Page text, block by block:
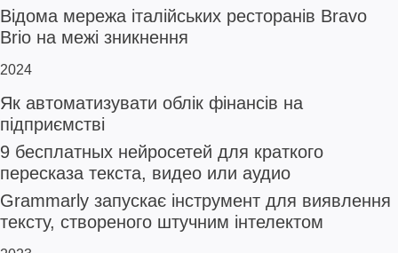
Відома мережа італійських ресторанів Bravo
Brio на межі зникнення
2024
Як автоматизувати облік фінансів на
підприємстві
9 бесплатных нейросетей для краткого
пересказа текста, видео или аудио
Grammarly запускає інструмент для виявлення
тексту, створеного штучним інтелектом